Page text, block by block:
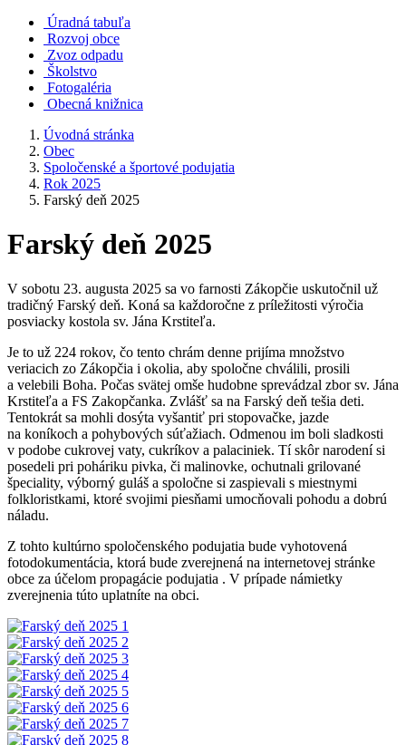
Úradná tabuľa
Rozvoj obce
Zvoz odpadu
Školstvo
Fotogaléria
Obecná knižnica
Úvodná stránka
Obec
Spoločenské a športové podujatia
Rok 2025
Farský deň 2025
Farský deň 2025
V sobotu 23. augusta 2025 sa vo farnosti Zákopčie uskutočnil už
tradičný Farský deň. Koná sa každoročne z príležitosti výročia
posviacky kostola sv. Jána Krstiteľa.
Je to už 224 rokov, čo tento chrám denne prijíma množstvo
veriacich zo Zákopčia i okolia, aby spoločne chválili, prosili
a velebili Boha. Počas svätej omše hudobne sprevádzal zbor sv. Jána
Krstiteľa a FS Zakopčanka. Zvlášť sa na Farský deň tešia deti.
Tentokrát sa mohli dosýta vyšantiť pri stopovačke, jazde
na koníkoch a pohybových súťažiach. Odmenou im boli sladkosti
v podobe cukrovej vaty, cukríkov a palaciniek. Tí skôr narodení si
posedeli pri poháriku pivka, či malinovke, ochutnali grilované
špeciality, výborný guláš a spoločne si zaspievali s miestnymi
folkloristkami, ktoré svojimi piesňami umocňovali pohodu a dobrú
náladu.
Z tohto kultúrno spoločenského podujatia bude vyhotovená
fotodokumentácia, ktorá bude zverejnená na internetovej stránke
obce za účelom propagácie podujatia . V prípade námietky
zverejnenia túto uplatníte na obci.